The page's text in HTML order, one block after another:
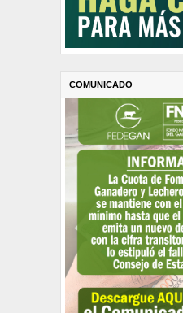
COMUNICADO